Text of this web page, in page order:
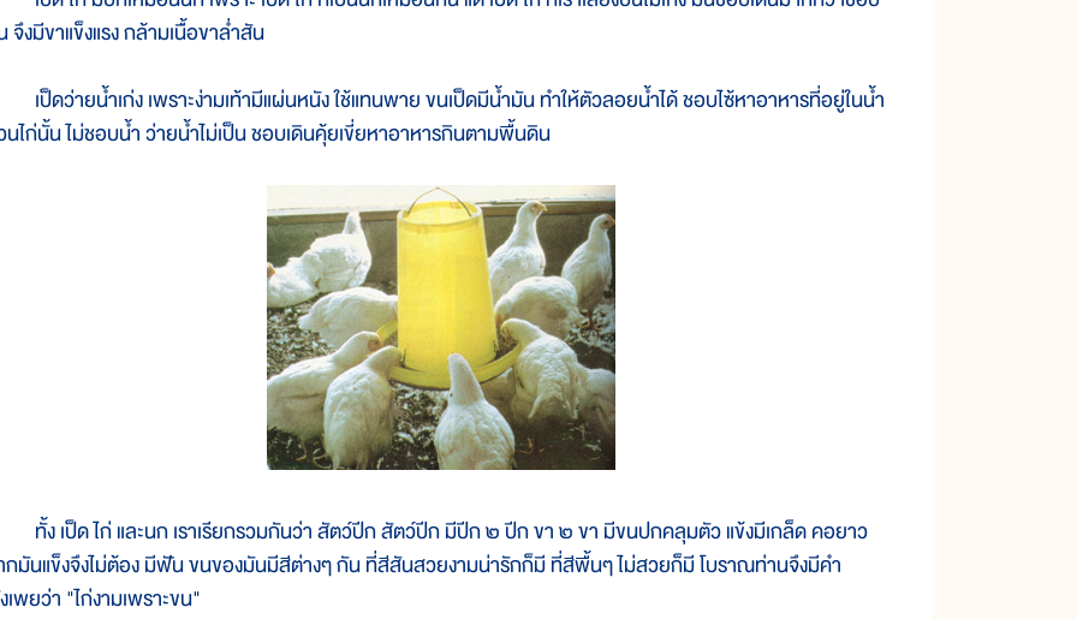
จึงมีขาแข็งแรง กล้ามเนื้อขาล่ำสัน
เป็ดว่ายน้ำเก่ง เพราะง่ามเท้ามีแผ่นหนัง ใช้แทนพาย ขนเป็ดมีน้ำมัน ทำให้ตัวลอยน้ำได้ ชอบไซ้หาอาหารที่อยู่ในน้ำ
ไก่นั้น ไม่ชอบน้ำ ว่ายน้ำไม่เป็น ชอบเดินคุ้ยเขี่ยหาอาหารกินตามพื้นดิน
ทั้ง เป็ด ไก่ และนก เราเรียกรวมกันว่า สัตว์ปีก สัตว์ปีก มีปีก ๒ ปีก ขา ๒ ขา มีขนปกคลุมตัว แข้งมีเกล็ด คอยาว
กมันแข็งจึงไม่ต้อง มีฟัน ขนของมันมีสีต่างๆ กัน ที่สีสันสวยงามน่ารักก็มี ที่สีพื้นๆ ไม่สวยก็มี โบราณท่านจึงมีคำ
พยว่า "ไก่งามเพราะขน"